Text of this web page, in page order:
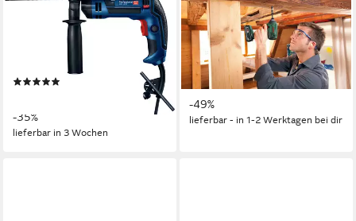
Schlagbohrmaschine »GSB 16
RE«, 750 W, mit
Tiefenanschlag und
Handwerkerkoffer
-35%
lieferbar in 3 Wochen
Akku-Schlagbohrmaschine
AdvancedImpactDrive 18 -
solo, ohne Akku und
Ladegerät
55,00 €
UVP107,09 €
-49%
lieferbar - in 1-2 Werktagen bei dir